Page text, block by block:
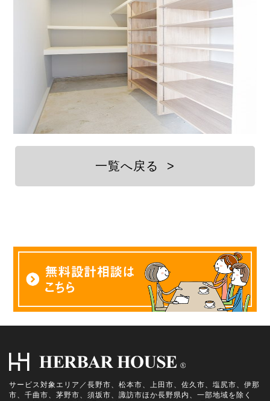
一覧へ戻る >
サービス対象エリア／長野市、松本市、上田市、佐久市、塩尻市、伊那
市、千曲市、茅野市、須坂市、諏訪市ほか長野県内、一部地域を除く